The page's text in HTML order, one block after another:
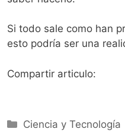
Si todo sale como han
esto podría ser una
Compartir articulo:
Categorías
Ciencia y Tecnología